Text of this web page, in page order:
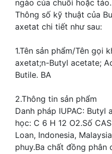
ngào của chuối hoặc táo.
Thông số kỹ thuật của
axetat chi tiết như sau:
1.Tên sản phẩm/Tên gọi
axetat;n-Butyl acetate;
Butile. BA
2.Thông tin sản phẩm
Danh pháp IUPAC: Butyl
học: C 6 H 12 O2.Số
Loan, Indonesia,
phuy.Ba chất đồng phân